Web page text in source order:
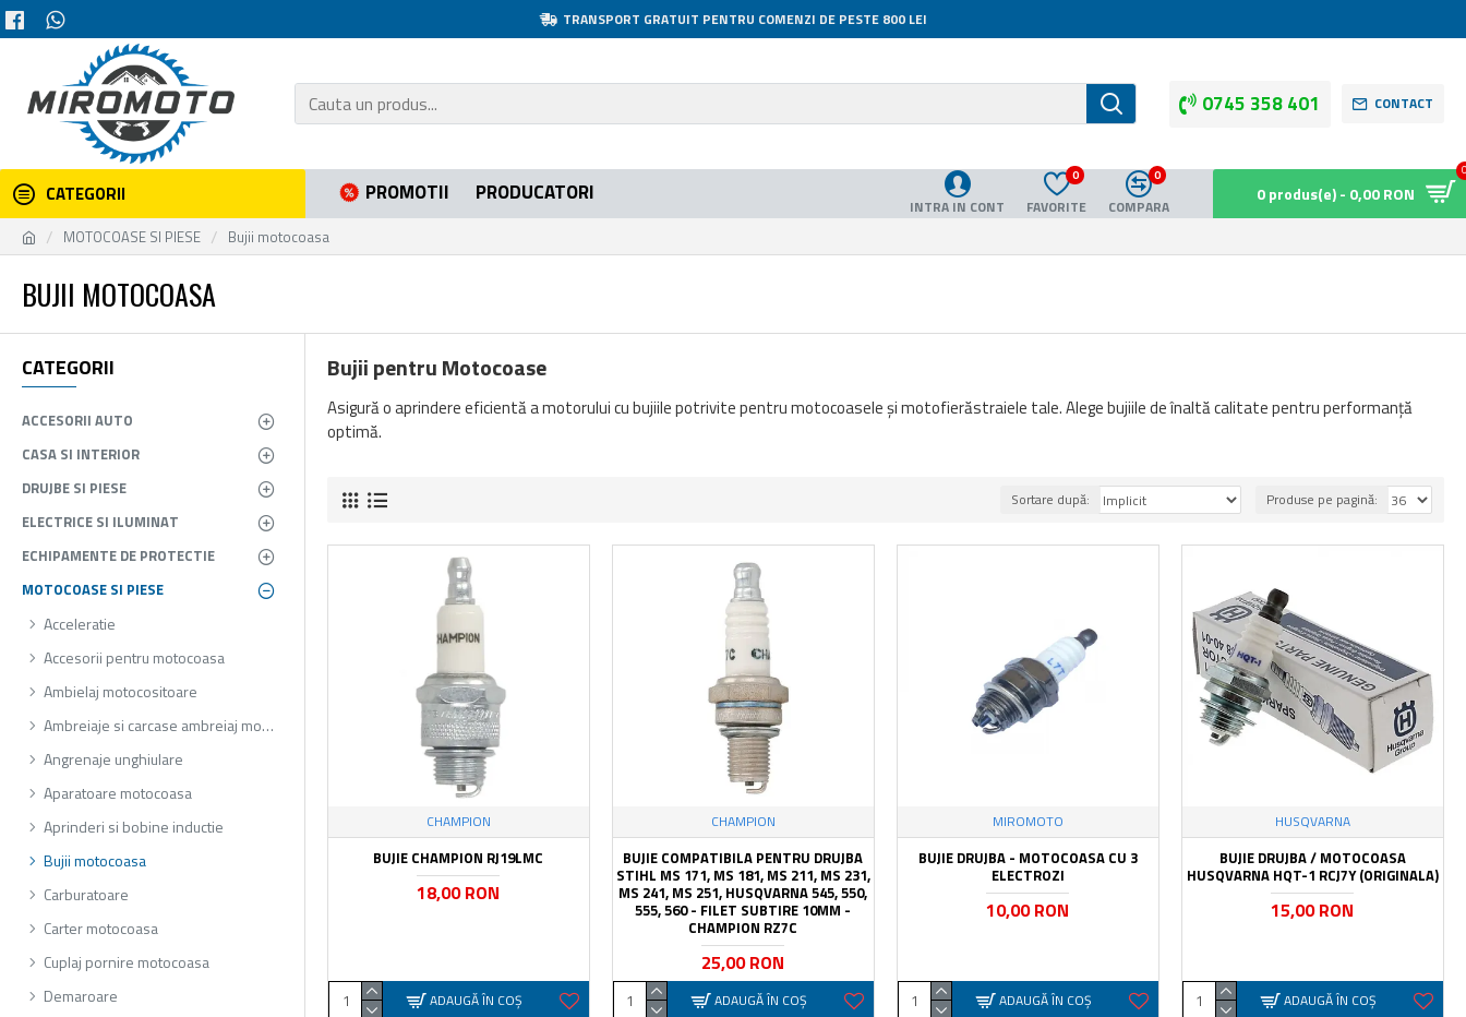
TRANSPORT GRATUIT PENTRU COMENZI DE PESTE 800 LEI
0745 358 401 CONTACT
CATEGORII PROMOTII PRODUCATORI
INTRA IN CONT FAVORITE
0
COMPARA
0
0 produs(e) - 0,00 RON
MOTOCOASE SI PIESE Bujii motocoasa
BUJII MOTOCOASA
CATEGORII
ACCESORII AUTO
CASA SI INTERIOR
DRUJBE SI PIESE
ELECTRICE SI ILUMINAT
ECHIPAMENTE DE PROTECTIE
MOTOCOASE SI PIESE
Acceleratie
Accesorii pentru motocoasa
Ambielaj motocositoare
Ambreiaje si carcase ambreiaj motocoasa
Angrenaje unghiulare
Aparatoare motocoasa
Aprinderi si bobine inductie
Bujii motocoasa
Carburatoare
Carter motocoasa
Cuplaj pornire motocoasa
Demaroare
Bujii pentru Motocoase
Asigură o aprindere eficientă a motorului cu bujiile potrivite pentru motocoasele și motofierăstraiele tale. Alege bujiile de înaltă calitate pentru performanță
optimă.
Sortare după: Produse pe pagină:
CHAMPION
BUJIE CHAMPION RJ19LMC
18,00 RON
ADAUGĂ ÎN COŞ
CHAMPION
BUJIE COMPATIBILA PENTRU DRUJBA
STIHL MS 171, MS 181, MS 211, MS 231,
MS 241, MS 251, HUSQVARNA 545, 550,
555, 560 - FILET SUBTIRE 10MM -
CHAMPION RZ7C
25,00 RON
ADAUGĂ ÎN COŞ
MIROMOTO
BUJIE DRUJBA - MOTOCOASA CU 3
ELECTROZI
10,00 RON
ADAUGĂ ÎN COŞ
HUSQVARNA
BUJIE DRUJBA / MOTOCOASA
HUSQVARNA HQT-1 RCJ7Y (ORIGINALA)
15,00 RON
ADAUGĂ ÎN COŞ